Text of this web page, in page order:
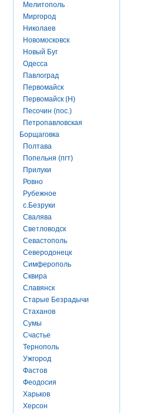
Мелитополь
Миргород
Николаев
Новомосковск
Новый Буг
Одесса
Павлоград
Первомайск
Первомайск (Н)
Песочин (пос.)
Петропавловская
Борщаговка
Полтава
Попельня (пгт)
Прилуки
Ровно
Рубежное
с.Безруки
Свалява
Светловодск
Севастополь
Северодонецк
Симферополь
Сквира
Славянск
Старые Безрадычи
Стаханов
Сумы
Счастье
Тернополь
Ужгород
Фастов
Феодосия
Харьков
Херсон